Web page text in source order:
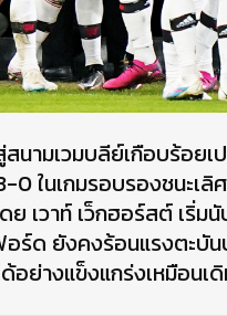
นามเวมบลีย์เกือบร้อย
ในเกมรอบรองชนะเ
เวาท์ เว็กฮอร์สต์ เริ่ม
ร์ด ยังคงร้อนแรงตะบัน
อย่างแข็งแกร่งเหมือนเ